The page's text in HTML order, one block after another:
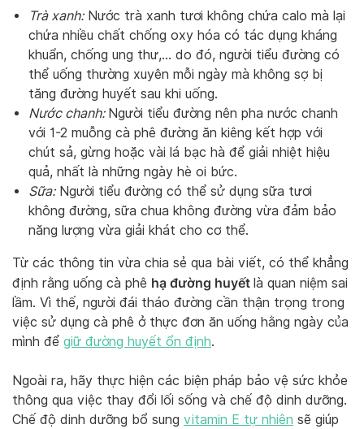
Trà xanh:Nước trà xanh tươi không chứa calo mà lại
chứa nhiều chất chống oxy hóa có tác dụng kháng
khuẩn, chống ung thư,… do đó, người tiểu đường có
thể uống thường xuyên mỗi ngày mà không sợ bị
tăng đường huyết sau khi uống.
Nước chanh: Người tiểu đường nên pha nước chanh
với 1-2 muỗng cà phê đường ăn kiêng kết hợp với
chút sả, gừng hoặc vài lá bạc hà để giải nhiệt hiệu
quả, nhất là những ngày hè oi bức.
Sữa:Người tiểu đường có thể sử dụng sữa tươi
không đường, sữa chua không đường vừa đảm bảo
năng lượng vừa giải khát cho cơ thể.
Từ các thông tin vừa chia sẻ qua bài viết, có thể khẳng
định rằng uống cà phê hạ đường huyết là quan niệm sai
lầm. Vì thế, người đái tháo đường cần thận trọng trong
việc sử dụng cà phê ở thực đơn ăn uống hằng ngày của
mình để giữ đường huyết ổn định.
Ngoài ra, hãy thực hiện các biện pháp bảo vệ sức khỏe
thông qua việc thay đổi lối sống và chế độ dinh dưỡng.
Chế độ dinh dưỡng bổ sung vitamin E tự nhiên sẽ giúp